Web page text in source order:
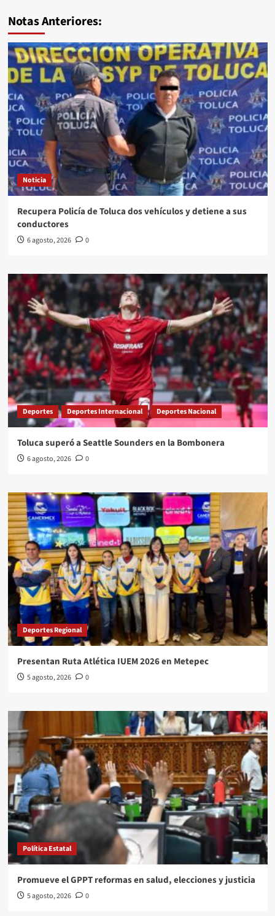
Notas Anteriores:
Noticia
Recupera Policía de Toluca dos vehículos y detiene a sus
conductores
6 agosto, 2026 0
Deportes Deportes Internacional Deportes Nacional
Toluca superó a Seattle Sounders en la Bombonera
6 agosto, 2026 0
Deportes Regional
Presentan Ruta Atlética IUEM 2026 en Metepec
5 agosto, 2026 0
Política Estatal
Promueve el GPPT reformas en salud, elecciones y justicia
5 agosto, 2026 0